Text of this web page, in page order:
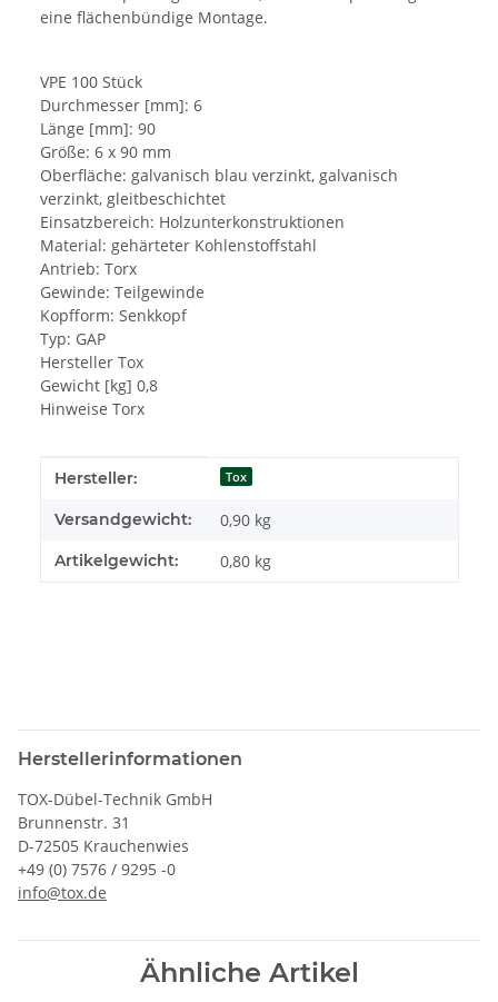
eine flächenbündige Montage.
VPE 100 Stück
Durchmesser [mm]: 6
Länge [mm]: 90
Größe: 6 x 90 mm
Oberfläche: galvanisch blau verzinkt, galvanisch
verzinkt, gleitbeschichtet
Einsatzbereich: Holzunterkonstruktionen
Material: gehärteter Kohlenstoffstahl
Antrieb: Torx
Gewinde: Teilgewinde
Kopfform: Senkkopf
Typ: GAP
Hersteller Tox
Gewicht [kg] 0,8
Hinweise Torx
Produkteigenschaft
Wert
Hersteller: Tox
Versandgewicht: 0,90 kg
Artikelgewicht: 0,80 kg
Herstellerinformationen
TOX-Dübel-Technik GmbH
Brunnenstr. 31
D-72505 Krauchenwies
+49 (0) 7576 / 9295 -0
info@tox.de
Ähnliche Artikel